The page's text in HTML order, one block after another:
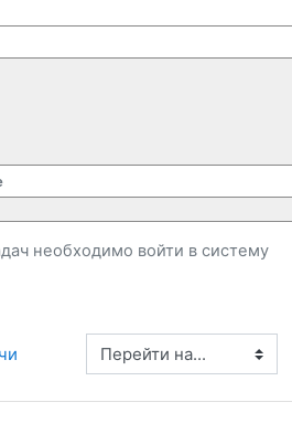
необходимо войти в систему
Перейти на...